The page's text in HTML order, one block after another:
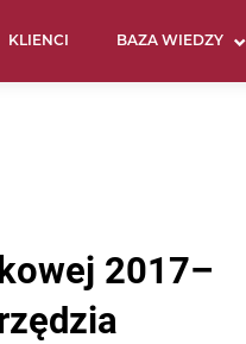
KLIENCI BAZA WIEDZY
2017–